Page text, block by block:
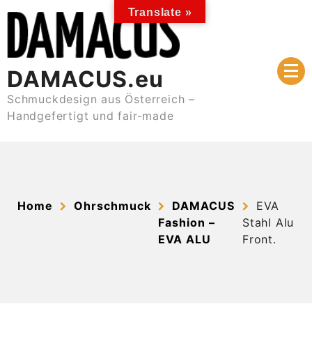
content
DAMACUS.eu
Schmuckdesign aus Österreich –
Handgefertigt und fair-made
Home Ohrschmuck
DAMACUS
Fashion –
EVA ALU
EVA
Stahl Alu
Front.
Translate »